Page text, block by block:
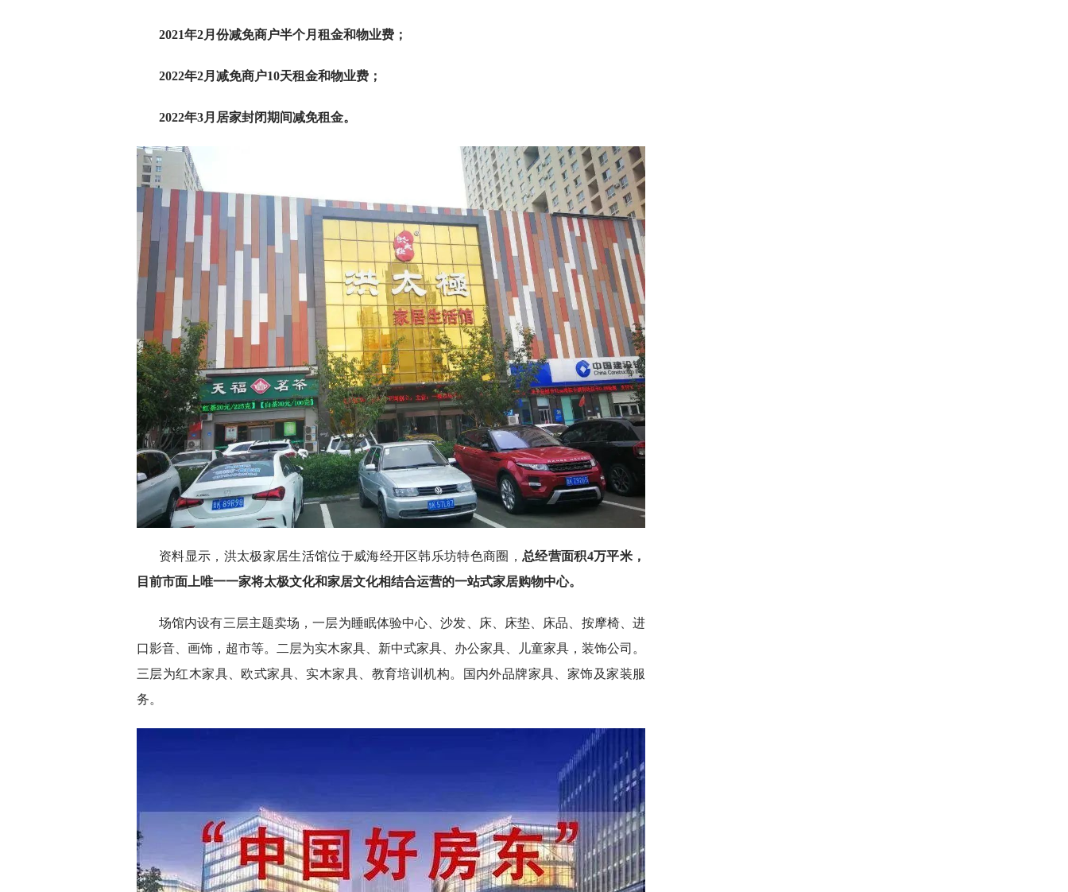
2021年2月份减免商户半个月租金和物业费；
2022年2月减免商户10天租金和物业费；
2022年3月居家封闭期间减免租金。
资料显示，洪太极家居生活馆位于威海经开区韩乐坊特色商圈， 总经营面积4万平米，
目前市面上唯一一家将太极文化和家居文化相结合运营的一站式家居购物中心。
场馆内设有三层主题卖场，一层为睡眠体验中心、沙发、床、床垫、床品、按摩椅、进
口影音、画饰，超市等。二层为实木家具、新中式家具、办公家具、儿童家具，装饰公司。
三层为红木家具、欧式家具、实木家具、教育培训机构。国内外品牌家具、家饰及家装服
务。